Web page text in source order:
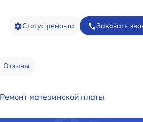
Статус ремонта Заказать
Отзывы
Ремонт материнской платы